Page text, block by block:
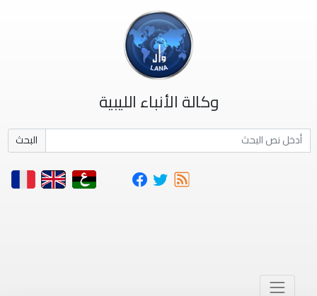
وكالة الأنباء الليبية
البحث